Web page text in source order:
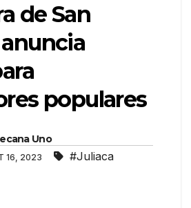
de San
populares
Uno
16, 2023 #Juliaca